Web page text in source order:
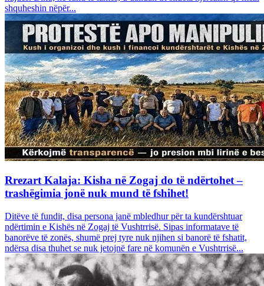
shquheshin nëpër...
Rrezart Kalaja: Kisha në Zogaj do të ndërtohet –
trashëgimia jonë nuk mund të fshihet!
Ditëve të fundit, disa persona janë mbledhur për ta kundërshtuar
ndërtimin e Kishës në Zogaj të Vushtrrisë. Sipas informatave të
banorëve të zonës, shumë prej tyre nuk njihen si banorë të fshatit,
ndërsa disa thuhet se nuk jetojnë fare në komunën e Vushtrrisë...